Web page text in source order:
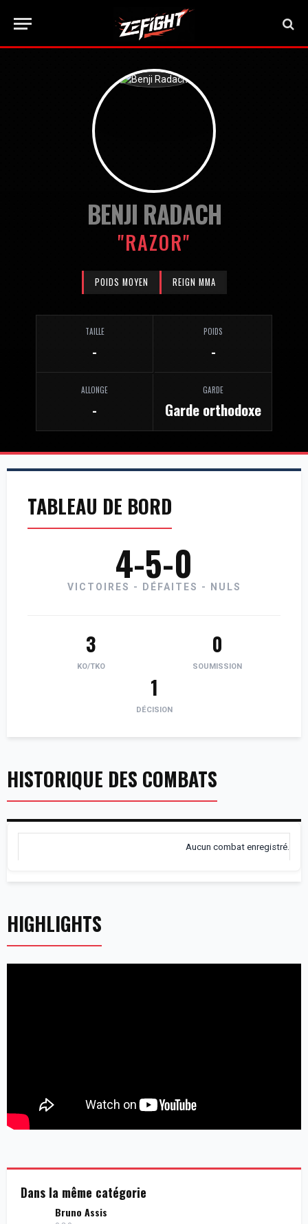
BENJI RADACH
"RAZOR"
POIDS MOYEN REIGN MMA
TAILLE
-
POIDS
-
ALLONGE
-
GARDE
Garde orthodoxe
TABLEAU DE BORD
4-5-0
VICTOIRES - DÉFAITES - NULS
3
KO/TKO
0
SOUMISSION
1
DÉCISION
HISTORIQUE DES COMBATS
Aucun combat enregistré.
HIGHLIGHTS
Dans la même catégorie
Bruno Assis